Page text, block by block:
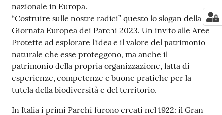
Monitoraggio
SNB2030
Scrivici
nazionale in Europa.
“Costruire sulle nostre radici” questo lo slogan della
Giornata Europea dei Parchi 2023. Un invito alle Aree
Protette ad esplorare l'idea e il valore del patrimonio
naturale che esse proteggono, ma anche il
patrimonio della propria organizzazione, fatta di
esperienze, competenze e buone pratiche per la
tutela della biodiversità e del territorio.
In Italia i primi Parchi furono creati nel 1922: il Gran